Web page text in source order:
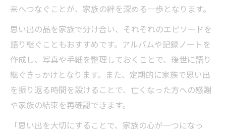
来へつなぐことが、家族の絆を深める一歩となります。
思い出の品を家族で分け合い、それぞれのエピソードを
語り継ぐこともおすすめです。アルバムや記録ノートを
作成し、写真や手紙を整理しておくことで、後世に語り
継ぐきっかけとなります。また、定期的に家族で思い出
を振り返る時間を設けることで、亡くなった方への感謝
や家族の結束を再確認できます。
「思い出を大切にすることで、家族の心が一つになっ